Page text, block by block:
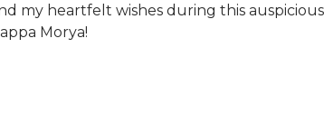
my heartfelt wishes during this
Morya!